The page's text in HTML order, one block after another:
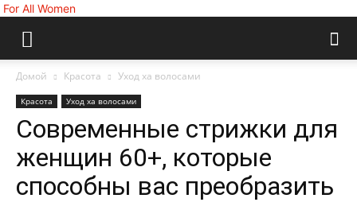
For All Women
Домой Красота Уход ха волосами
Красота Уход ха волосами
Современные стрижки для
женщин 60+, которые
способны вас преобразить